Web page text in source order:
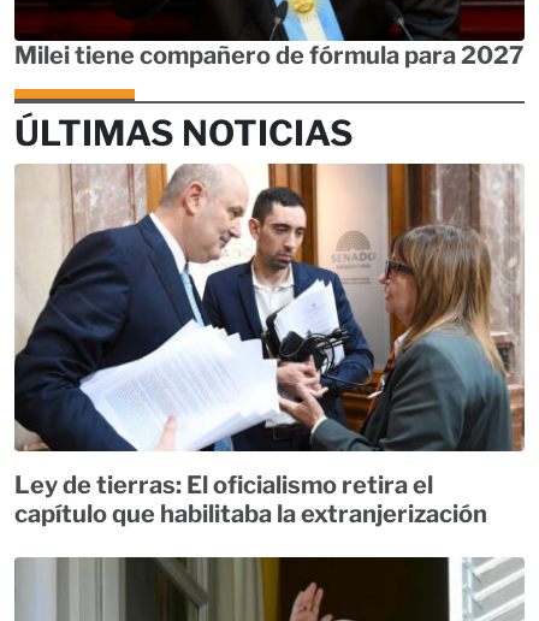
Milei tiene compañero de fórmula para 2027
ÚLTIMAS NOTICIAS
Ley de tierras: El oficialismo retira el
capítulo que habilitaba la extranjerización